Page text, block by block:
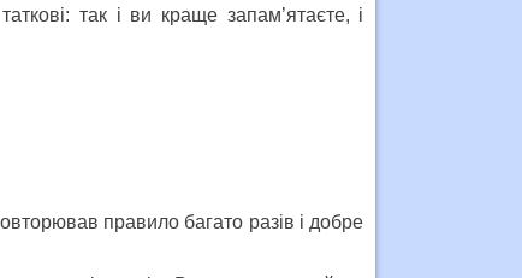
так і ви краще запам’ятаєте, і
правило багато разів і добре